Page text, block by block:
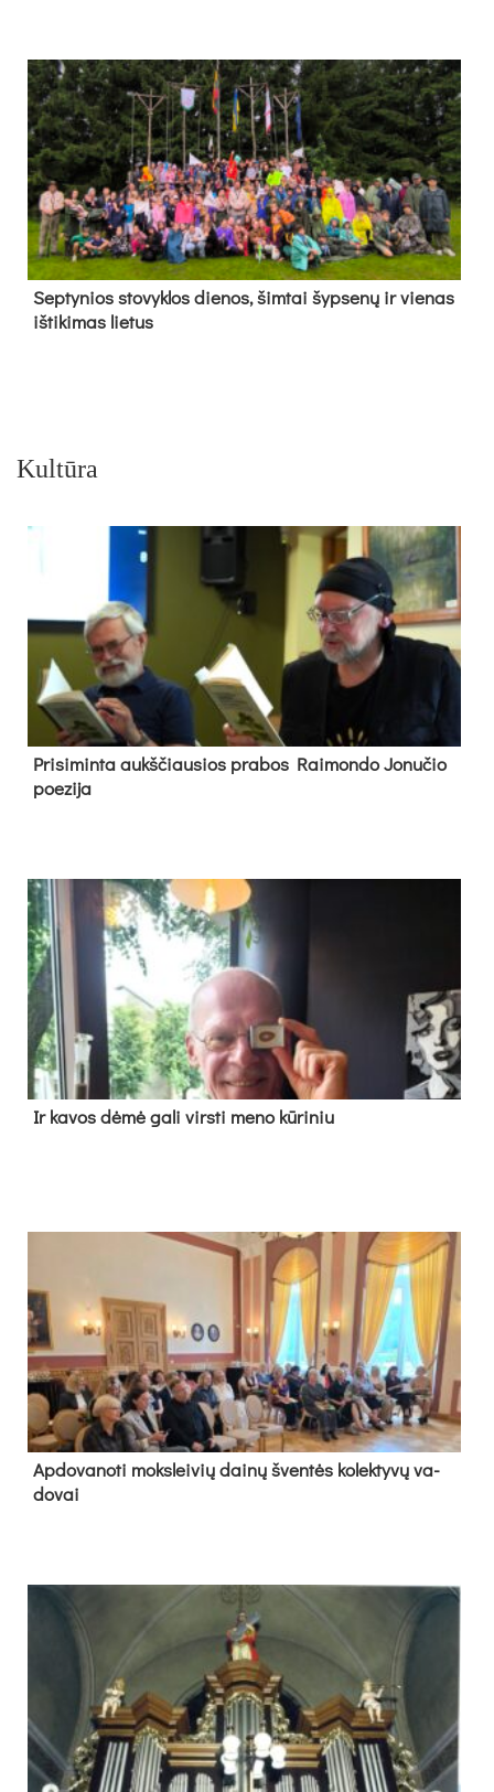
Sep­ty­nios sto­vyk­los die­nos, šim­tai šyp­se­nų ir vie­nas
iš­ti­ki­mas lie­tus
Kultūra
Pri­si­min­ta aukš­čiau­sios pra­bos Rai­mon­do Jo­nu­čio
poe­zi­ja
Ir ka­vos dė­mė ga­li virs­ti me­no kū­ri­niu
Ap­do­va­no­ti moks­lei­vių dai­nų šven­tės ko­lek­ty­vų va­
do­vai